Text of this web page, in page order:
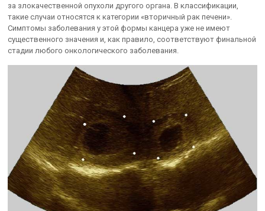
за злокачественной опухоли другого органа. В классификации,
такие случаи относятся к категории «вторичный рак печени».
Симптомы заболевания у этой формы канцера уже не имеют
существенного значения и, как правило, соответствуют финальной
стадии любого онкологического заболевания.